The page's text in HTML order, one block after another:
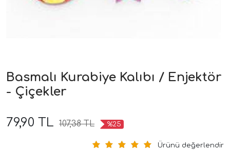
Basmalı Kurabiye Kalıbı / Enjektör
- Çiçekler
79,90 TL 107,38 TL %25
Ürünü değerlendir